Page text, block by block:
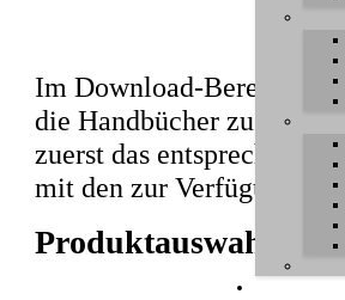
Im Download-Bereich
die Handbücher zu
zuerst das
mit den zur Verfügung
Produktauswahl